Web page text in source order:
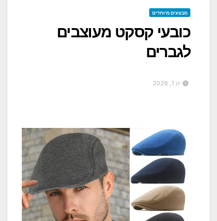
מבצעים מיוחדים
כובעי קסקט מעוצבים
לגברים
יונ 1, 2026